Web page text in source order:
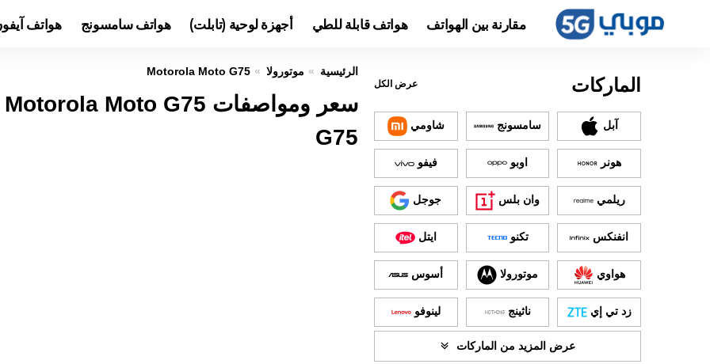
مقارنة بين الهواتف هواتف قابلة للطي أجهزة لوحية (تابلت) هواتف سامسونج هواتف
الرئيسية موتورولا Motorola Moto G75
G75
الماركات عرض الكل
آبل سامسونج شاومي
هونر اوبو فيفو
ريلمي وان بلس جوجل
انفنكس تكنو ايتل
هواوي موتورولا أسوس
زد تي إي ناثينج لينوفو
عرض المزيد من الماركات